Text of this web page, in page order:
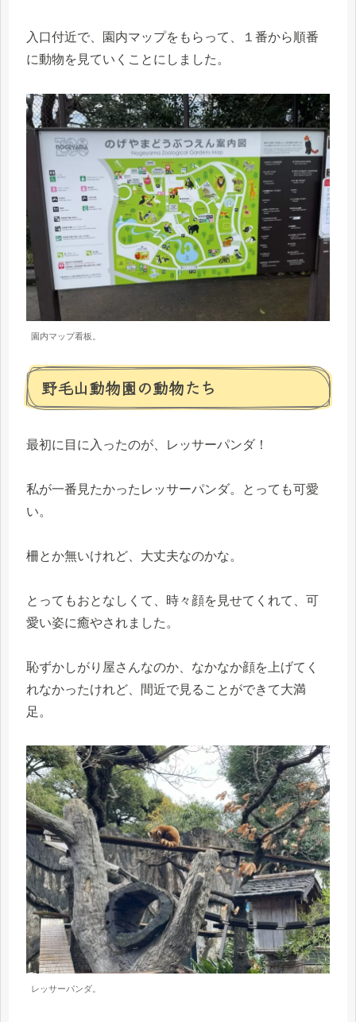
入口付近で、園内マップをもらって、１番から順番
に動物を見ていくことにしました。
園内マップ看板。
野毛山動物園の動物たち
最初に目に入ったのが、レッサーパンダ！
私が一番見たかったレッサーパンダ。とっても可愛
い。
柵とか無いけれど、大丈夫なのかな。
とってもおとなしくて、時々顔を見せてくれて、可
愛い姿に癒やされました。
恥ずかしがり屋さんなのか、なかなか顔を上げてく
れなかったけれど、間近で見ることができて大満
足。
レッサーパンダ。